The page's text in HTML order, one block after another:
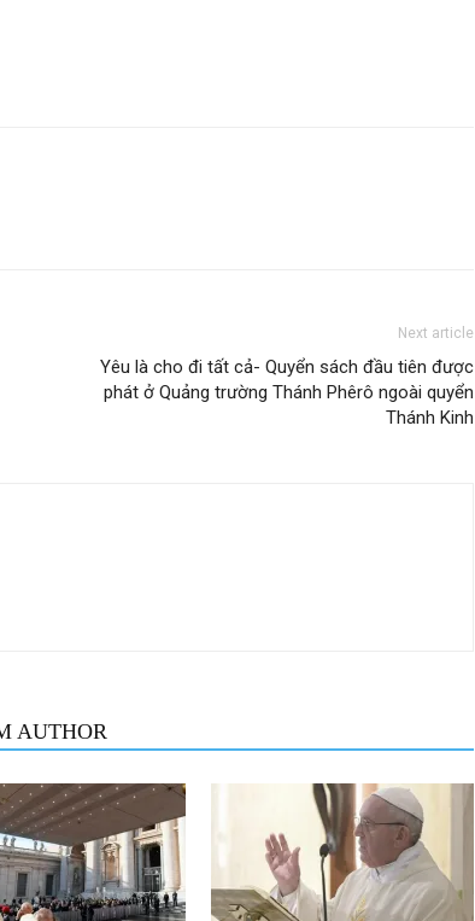
Next article
Yêu là cho đi tất cả- Quyển sách đầu tiên được
phát ở Quảng trường Thánh Phêrô ngoài quyển
Thánh Kinh
AUTHOR